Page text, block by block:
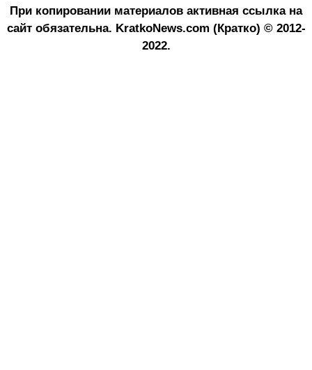
При копировании материалов активная ссылка на
сайт обязательна. KratkoNews.com (Кратко) © 2012-
2022.